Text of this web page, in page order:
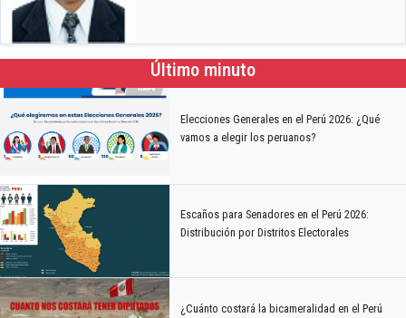
Último minuto
Elecciones Generales en el Perú 2026: ¿Qué
vamos a elegir los peruanos?
Escaños para Senadores en el Perú 2026:
Distribución por Distritos Electorales
¿Cuánto costará la bicameralidad en el Perú